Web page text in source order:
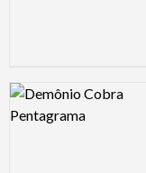
Logo Preview Image